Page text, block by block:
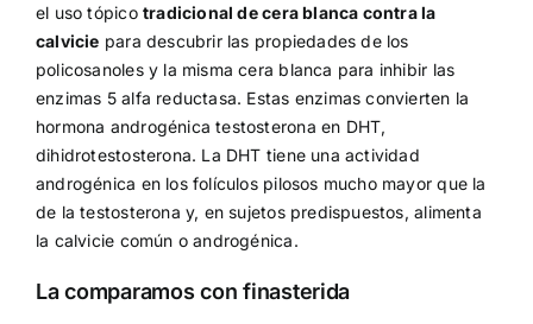
el uso tópico tradicional de cera blanca contra la
calvicie para descubrir las propiedades de los
policosanoles y la misma cera blanca para inhibir las
enzimas 5 alfa reductasa. Estas enzimas convierten la
hormona androgénica testosterona en DHT,
dihidrotestosterona. La DHT tiene una actividad
androgénica en los folículos pilosos mucho mayor que la
de la testosterona y, en sujetos predispuestos, alimenta
la calvicie común o androgénica.
La comparamos con finasterida